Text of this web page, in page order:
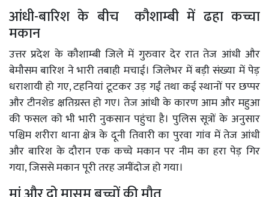
आंधी-बारिश के बीच कौशाम्बी में ढहा कच्चा
मकान
उत्तर प्रदेश के कौशाम्बी जिले में गुरुवार देर रात तेज आंधी और
बेमौसम बारिश ने भारी तबाही मचाई। जिलेभर में बड़ी संख्या में पेड़
धराशायी हो गए, टहनियां टूटकर उड़ गईं तथा कई स्थानों पर छप्पर
और टीनशेड क्षतिग्रस्त हो गए। तेज आंधी के कारण आम और महुआ
की फसल को भी भारी नुकसान पहुंचा है। पुलिस सूत्रों के अनुसार
पश्चिम शरीरा थाना क्षेत्र के दूनी तिवारी का पुरवा गांव में तेज आंधी
और बारिश के दौरान एक कच्चे मकान पर नीम का हरा पेड़ गिर
गया, जिससे मकान पूरी तरह जमींदोज हो गया।